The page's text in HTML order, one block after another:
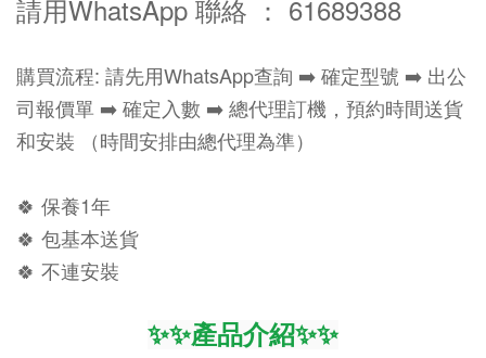
請用WhatsApp 聯絡 ： 61689388
購買流程: 請先用WhatsApp查詢 ➡️ 確定型號 ➡️ 出公
司報價單 ➡️ 確定入數 ➡️ 總代理訂機，預約時間送貨
和安裝 （時間安排由總代理為準）
🍀 保養1年
🍀 包基本送貨
🍀 不連安裝
✨✨產品介紹✨✨